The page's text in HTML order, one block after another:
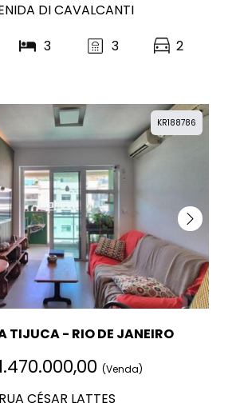
DI CAVALCANTI
3 3 2
KR188786
TIJUCA - RIO DE JANEIRO
(Venda)
RUA CÉSAR LATTES